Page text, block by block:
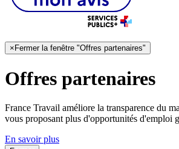
× Fermer la fenêtre "Offres partenaires"
Offres partenaires
France Travail améliore la transparence du
vous proposant plus d'opportunités d'emploi
En savoir plus